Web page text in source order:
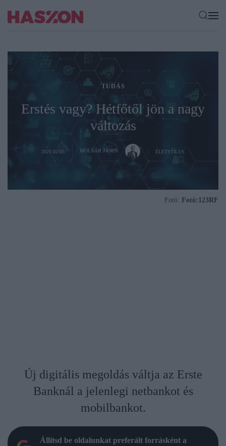
TUDÁS
Erstés vagy? Hétfőtől jön a nagy
változás
2021-02-05 MOLNÁR JÁNOS ÉLETSTÍLUS
Fotó: Fotó:123RF
Új digitális megoldás váltja az Erste
Banknál a jelenlegi netbankot és
mobilbankot.
Állítsd be oldalunkat preferált forrásként a